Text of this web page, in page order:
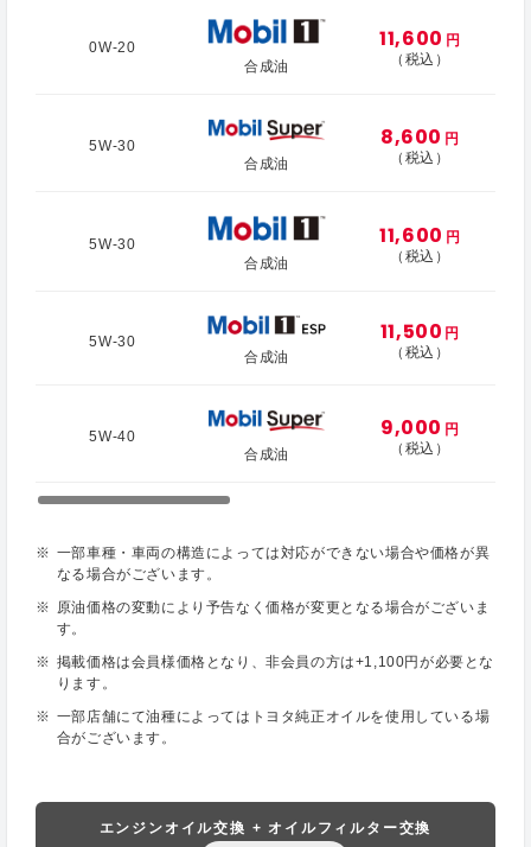
0W-20
合成油
11,600 円
（税込）
5W-30
合成油
8,600 円
（税込）
5W-30
合成油
11,600 円
（税込）
5W-30
合成油
11,500 円
（税込）
5W-40
合成油
9,000 円
（税込）
一部車種・車両の構造によっては対応ができない場合や価格が異
なる場合がございます。
原油価格の変動により予告なく価格が変更となる場合がございま
す。
掲載価格は会員様価格となり、非会員の方は+1,100円が必要とな
ります。
一部店舗にて油種によってはトヨタ純正オイルを使用している場
合がございます。
エンジンオイル交換 + オイルフィルター交換